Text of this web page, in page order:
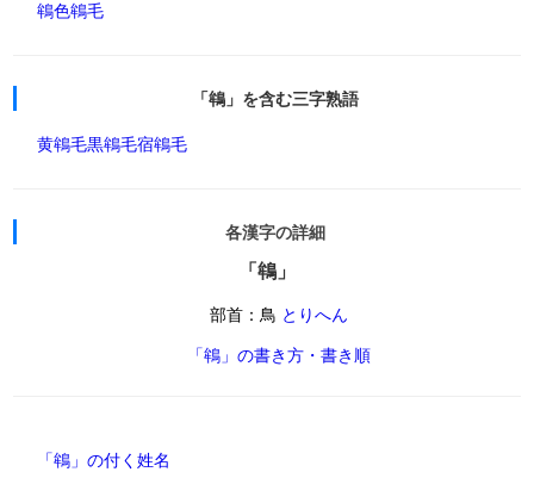
鴾色鴾毛
「鴾」を含む三字熟語
黄鴾毛黒鴾毛宿鴾毛
各漢字の詳細
「鴾」
部首：鳥 とりへん
「鴾」の書き方・書き順
「鴾」の付く姓名